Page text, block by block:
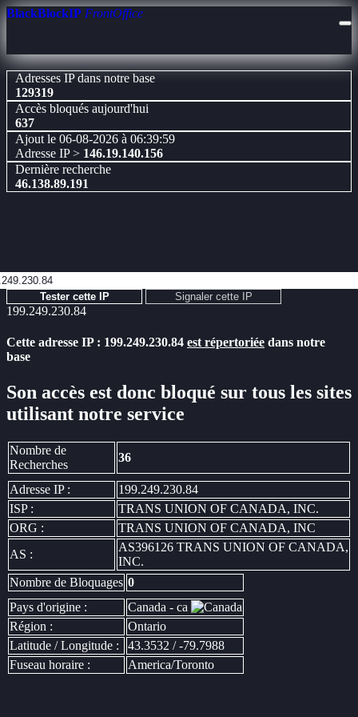
BlackBlockIP FrontOffice
Adresses IP dans notre base
129319
Accès bloqués aujourd'hui
637
Ajout le 06-08-2026 à 06:39:59
Adresse IP > 146.19.140.156
Dernière recherche
46.138.89.191
Tester cette IP Signaler cette IP
199.249.230.84
Cette adresse IP : 199.249.230.84 est répertoriée dans notre
base
Son accès est donc bloqué sur tous les sites
utilisant notre service
Nombre de
Recherches
36
Adresse IP :
199.249.230.84
ISP :
TRANS UNION OF CANADA, INC.
ORG :
TRANS UNION OF CANADA, INC
AS :
AS396126 TRANS UNION OF CANADA,
INC.
Nombre de Bloquages 0
Pays d'origine :
Canada - ca
Région :
Ontario
Latitude / Longitude :
43.3532 / -79.7988
Fuseau horaire :
America/Toronto